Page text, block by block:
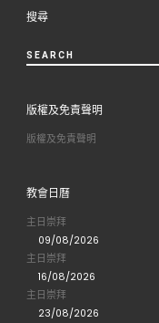
搜尋
SEARCH
版權及免責聲明
版權及免責聲明
教會日曆
主日崇拜
09/08/2026
主日崇拜
16/08/2026
主日崇拜
23/08/2026